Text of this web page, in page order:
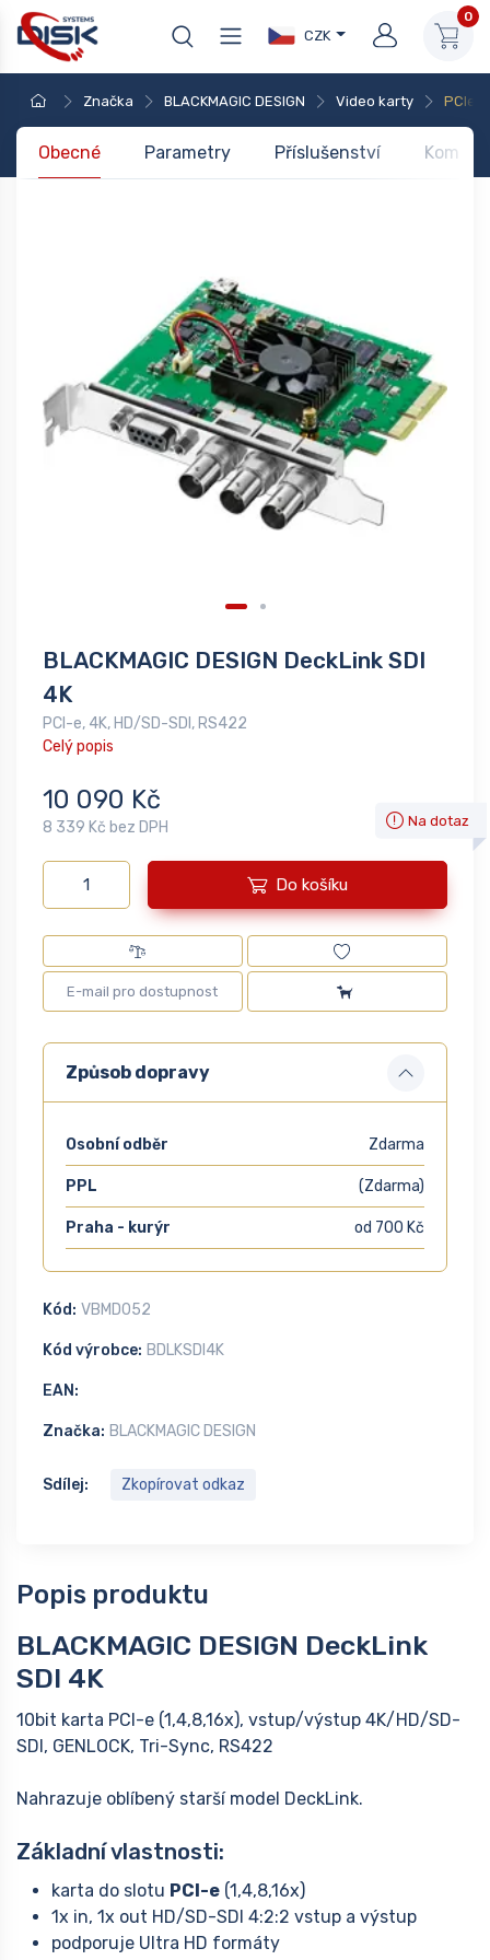
CZK
0
Značka BLACKMAGIC DESIGN Video karty PCIe
Obecné Parametry Příslušenství
BLACKMAGIC DESIGN DeckLink SDI
4K
PCI-e, 4K, HD/SD-SDI, RS422
Celý popis
10 090 Kč
8 339 Kč bez DPH Na dotaz
Do košíku
Způsob dopravy
Osobní odběr Zdarma
PPL (Zdarma)
Praha - kurýr od 700 Kč
Kód: VBMD052
Kód výrobce: BDLKSDI4K
EAN:
Značka: BLACKMAGIC DESIGN
Sdílej: Zkopírovat odkaz
Popis produktu
BLACKMAGIC DESIGN DeckLink
SDI 4K
10bit karta PCI-e (1,4,8,16x), vstup/výstup 4K/HD/SD-
SDI, GENLOCK, Tri-Sync, RS422
Nahrazuje oblíbený starší model DeckLink.
Základní vlastnosti:
karta do slotu PCI-e (1,4,8,16x)
1x in, 1x out HD/SD-SDI 4:2:2 vstup a výstup
podporuje Ultra HD formáty